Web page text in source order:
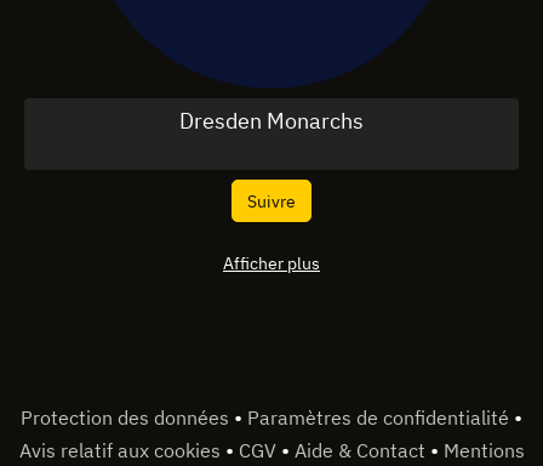
Dresden Monarchs
Suivre
Afficher plus
Protection des données • Paramètres de confidentialité •
Avis relatif aux cookies • CGV • Aide & Contact • Mentions